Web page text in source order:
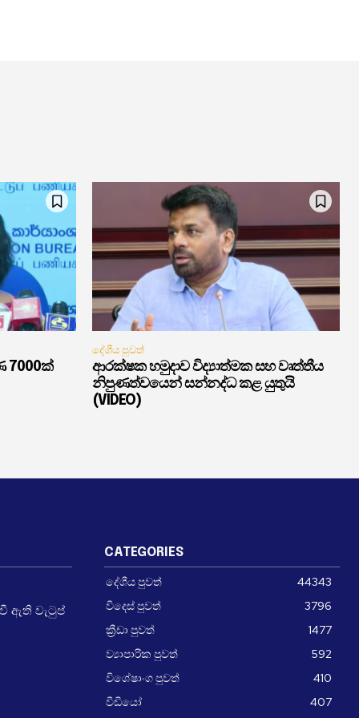
7000ක්
දේශීය පුවත්
ආරක්ෂක හමුදාව විද්‍යාත්මක සහ වෘත්තීය
නිපුණත්වයෙන් සන්නද්ධ කළ යුතුයි
(VIDEO)
ඇති වැටුප්
CATEGORIES
දේශීය පුවත්
44343
විදෙස් පුවත්
3796
ක්‍රීඩා පුවත්
1477
ව්‍යාපාරික පුවත්
592
විශේෂාංග පුවත්
410
වීඩීයෝ
407